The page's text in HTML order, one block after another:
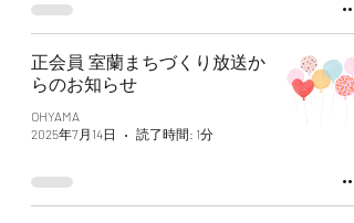
正会員 室蘭まちづくり放送か
らのお知らせ
OHYAMA
2025年7月14日
読了時間: 1分